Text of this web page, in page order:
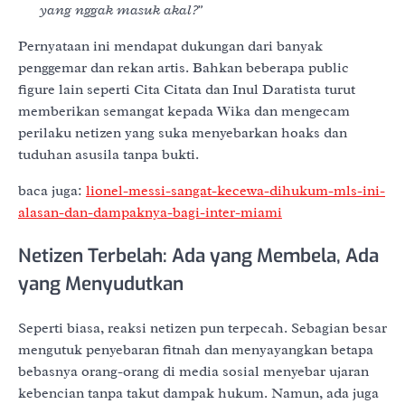
yang nggak masuk akal?”
Pernyataan ini mendapat dukungan dari banyak
penggemar dan rekan artis. Bahkan beberapa public
figure lain seperti Cita Citata dan Inul Daratista turut
memberikan semangat kepada Wika dan mengecam
perilaku netizen yang suka menyebarkan hoaks dan
tuduhan asusila tanpa bukti.
baca juga: lionel-messi-sangat-kecewa-dihukum-mls-ini-
alasan-dan-dampaknya-bagi-inter-miami
Netizen Terbelah: Ada yang Membela, Ada
yang Menyudutkan
Seperti biasa, reaksi netizen pun terpecah. Sebagian besar
mengutuk penyebaran fitnah dan menyayangkan betapa
bebasnya orang-orang di media sosial menyebar ujaran
kebencian tanpa takut dampak hukum. Namun, ada juga